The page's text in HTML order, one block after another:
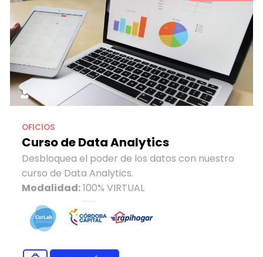
OFICIOS
Curso de Data Analytics
Desbloquea el poder de los datos con nuestro
curso de Data Analytics.
Modalidad:100% VIRTUAL